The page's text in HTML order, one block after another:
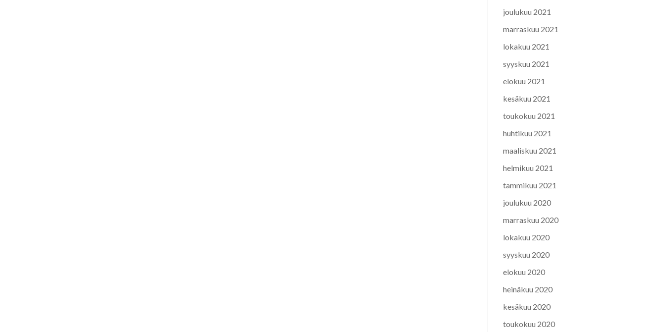
joulukuu 2021
marraskuu 2021
lokakuu 2021
syyskuu 2021
elokuu 2021
kesäkuu 2021
toukokuu 2021
huhtikuu 2021
maaliskuu 2021
helmikuu 2021
tammikuu 2021
joulukuu 2020
marraskuu 2020
lokakuu 2020
syyskuu 2020
elokuu 2020
heinäkuu 2020
kesäkuu 2020
toukokuu 2020